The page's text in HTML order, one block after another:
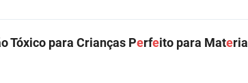
Tóxico para Crianças Perfeito para Material